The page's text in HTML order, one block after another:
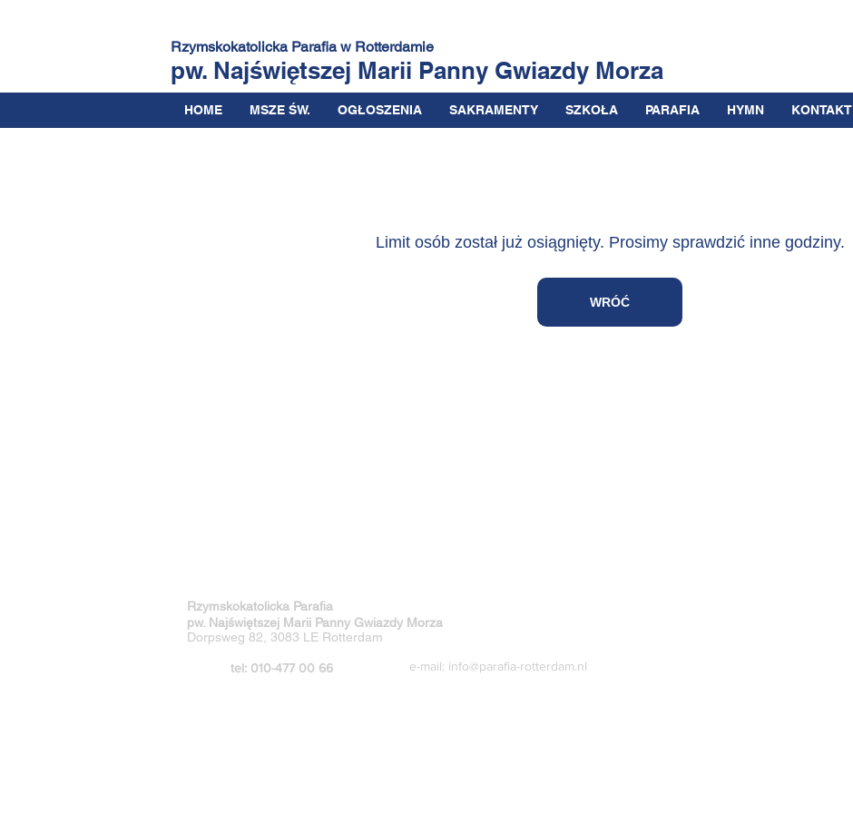
Rzymskokatolicka Parafiaw Rotterdamie
pw. Najświętszej Marii Panny Gwiazdy Morza
HOME MSZE ŚW. OGŁOSZENIA SAKRAMENTY SZKOŁA PARAFIA HYMN KONTAKT
Limit osób został już osiągnięty. Prosimy sprawdzić inne godziny.
WRÓĆ
Rzymskokatolicka Parafia
pw. Najświętszej Marii Panny Gwiazdy Morza
Dorpsweg 82, 3083 LE Rotterdam
tel: 010-477 00 66 e-mail: info@parafia-rotterdam.nl